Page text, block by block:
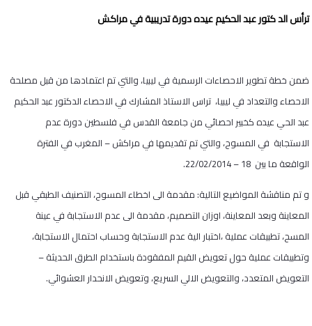
ترأس الد كتور عبد الحكيم عيده دورة تدريبية في مراكش
ضمن خطة تطوير الاحصاءات الرسمية في ليبيا، والتي تم اعتمادها من قبل مصلحة
الاحصاء والتعداد في ليبيا، تراس الاستاذ المشارك في الاحصاء الدكتور عبد الحكيم
عبد الحي عيده كخبير احصائي من جامعة القدس في فلسطين دورة عدم
الاستجابة في المسوح، والتي تم تقديمها في مراكش – المغرب في الفترة
الواقعة ما بين 18 – 22/02/2014.
و تم مناقشة المواضيع التالية: مقدمة الى اخطاء المسوح، التصنيف الطبقي قبل
المعاينة وبعد المعاينة، اوزان التصميم، مقدمة الى عدم الاستجابة في عينة
المسح، تطبيقات عملية ،اختبار الية عدم الاستجابة وحساب احتمال الاستجابة،
وتطبيقات عملية حول تعويض القيم المفقودة باستخدام الطرق الحديثة –
التعويض المتعدد، والتعويض الالي السريع، وتعويض الانحدار العشوائي.